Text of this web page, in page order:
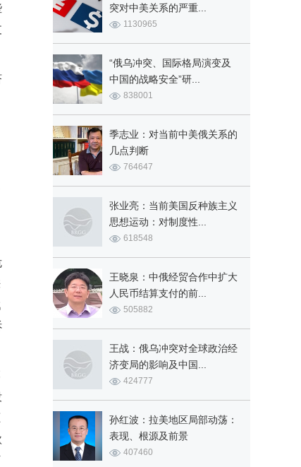
突对中美关系的严重...
1130965
“俄乌冲突、国际格局演变及
中国的战略安全”研...
838001
季志业：对当前中美俄关系的
几点判断
764647
张业亮：当前美国反种族主义
思想运动：对制度性...
618548
王晓泉：中俄经贸合作中扩大
人民币结算支付的前...
505882
王战：俄乌冲突对全球政治经
济变局的影响及中国...
424777
孙红波：拉美地区局部动荡：
表现、根源及前景
407460